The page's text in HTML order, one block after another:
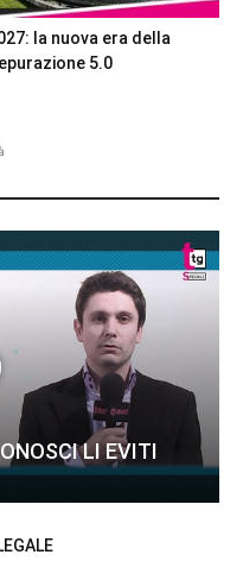
la nuova era della
5.0
LI EVITI